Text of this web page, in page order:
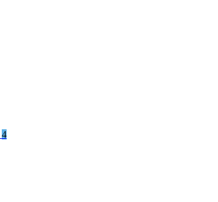
4